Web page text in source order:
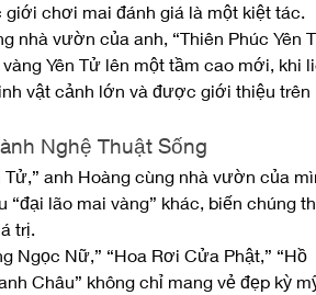
giới chơi mai đánh giá là một kiệt tác.
nhà vườn của anh, “Thiên Phúc Yên
Yên Tử lên một tầm cao mới, khi
vật cảnh lớn và được giới thiệu trên
Nghệ Thuật Sống
anh Hoàng cùng nhà vườn của
lão mai vàng” khác, biến chúng
trị.
Ngọc Nữ,” “Hoa Rơi Cửa Phật,” “Hồ
Châu” không chỉ mang vẻ đẹp kỳ